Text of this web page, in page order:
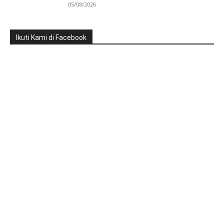
05/08/2026
Ikuti Kami di Facebook